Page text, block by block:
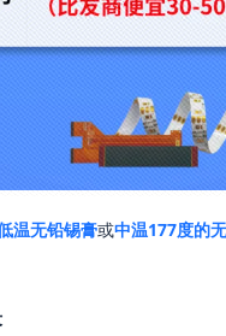
温无铅锡膏或中温177度的